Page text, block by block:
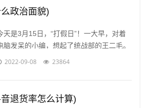
政治面貌)
天是3月15日，“打假日”！一大早，对着
脑发呆的小编，想起了统战部的王二毛。
一天，王二毛吃完饭遛弯遇见隔壁王阿
2022-09-08 23864
退货率怎么计算)